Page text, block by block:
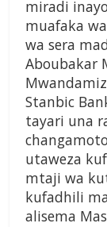
miradi
muafaka
wa sera
Aboubakar
Stanbic
tayari una
utaweza
mtaji wa
kufadhili
alisema